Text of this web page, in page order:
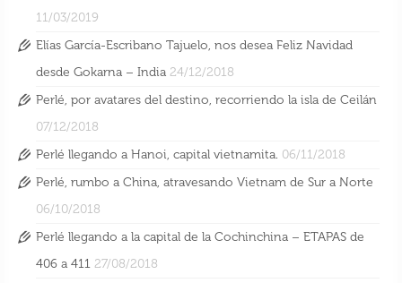
11/03/2019
Elías García-Escribano Tajuelo, nos desea Feliz Navidad
desde Gokarna – India 24/12/2018
Perlé, por avatares del destino, recorriendo la isla de Ceilán
07/12/2018
Perlé llegando a Hanoi, capital vietnamita. 06/11/2018
Perlé, rumbo a China, atravesando Vietnam de Sur a Norte
06/10/2018
Perlé llegando a la capital de la Cochinchina – ETAPAS de
406 a 411 27/08/2018